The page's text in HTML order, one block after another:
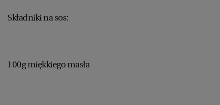
Składniki na sos:
100g miękkiego masła